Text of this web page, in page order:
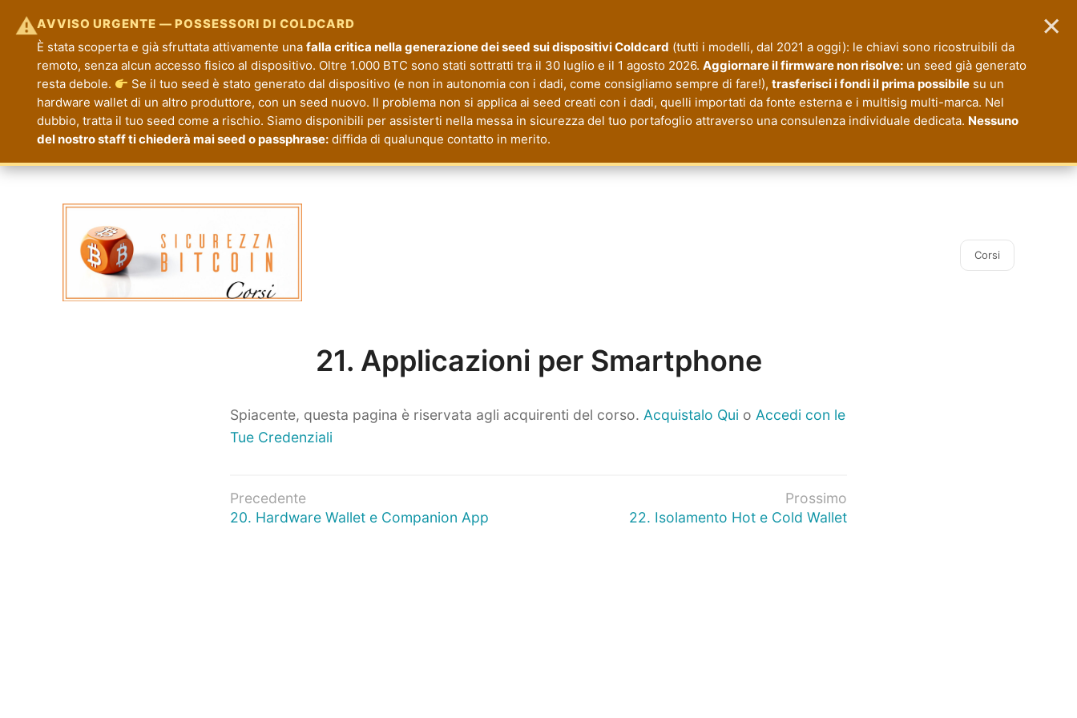
⚠AVVISO URGENTE — POSSESSORI DI COLDCARD
È stata scoperta e già sfruttata attivamente una falla critica nella generazione dei seed sui dispositivi Coldcard (tutti i modelli, dal 2021 a oggi): le chiavi sono ricostruibili da
remoto, senza alcun accesso fisico al dispositivo. Oltre 1.000 BTC sono stati sottratti tra il 30 luglio e il 1 agosto 2026. Aggiornare il firmware non risolve: un seed già generato
resta debole.
Se il tuo seed è stato generato dal dispositivo (e non in autonomia con i dadi, come consigliamo sempre di fare!),trasferisci i fondi il prima possibile su un
hardware wallet di un altro produttore, con un seed nuovo. Il problema non si applica ai seed creati con i dadi, quelli importati da fonte esterna e i multisig multi-marca. Nel
dubbio, tratta il tuo seed come a rischio. Siamo disponibili per assisterti nella messa in sicurezza del tuo portafoglio attraverso una consulenza individuale dedicata. Nessuno
del nostro staff ti chiederà mai seed o passphrase: diffida di qualunque contatto in merito.
×
Corsi
21. Applicazioni per Smartphone
Spiacente, questa pagina è riservata agli acquirenti del corso. Acquistalo Qui o Accedi con le
Tue Credenziali
Navigazione
Precedente
Articolo
20. Hardware Wallet e Companion App
Prossimo
22. Isolamento Hot e Cold Wallet